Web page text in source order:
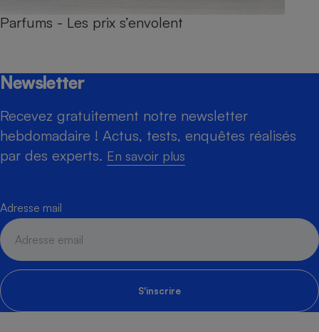
Parfums - Les prix s’envolent
Newsletter
Recevez gratuitement notre newsletter
hebdomadaire ! Actus, tests, enquêtes réalisés
par des experts. En savoir plus
Adresse mail
S'inscrire